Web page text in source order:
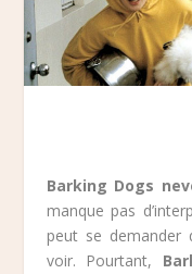
Barking Dogs
manque pas
peut se demander
voir. Pourtant,